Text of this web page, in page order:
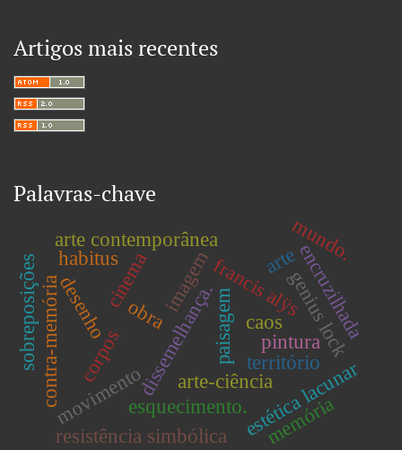
Artigos mais recentes
Palavras-chave
paisagem
imagem
dissemelhança.francis alÿs
caos
arte-ciência
pintura
cinema genius lock
corpos
movimento
encruzilhada
arte contemporânea
desenho
estética lacunar
resistência simbólica
contra-memória
sobreposições
memória
esquecimento.
arte
obra
mundo.
território
habitus